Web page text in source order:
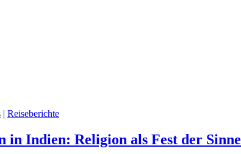
| Reiseberichte
in Indien: Religion als Fest der Sinne